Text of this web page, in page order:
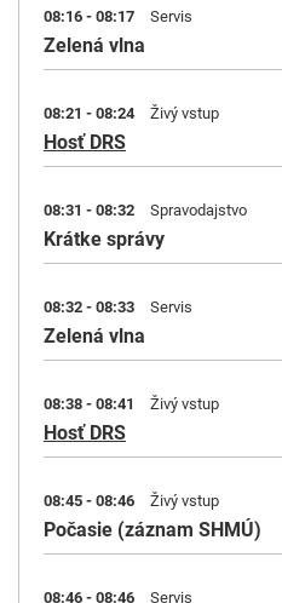
08:16 - 08:17 Servis
Zelená vlna
08:21 - 08:24 Živý vstup
Hosť DRS
08:31 - 08:32 Spravodajstvo
Krátke správy
08:32 - 08:33 Servis
Zelená vlna
08:38 - 08:41 Živý vstup
Hosť DRS
08:45 - 08:46 Živý vstup
Počasie (záznam SHMÚ)
08:46 - 08:46 Servis